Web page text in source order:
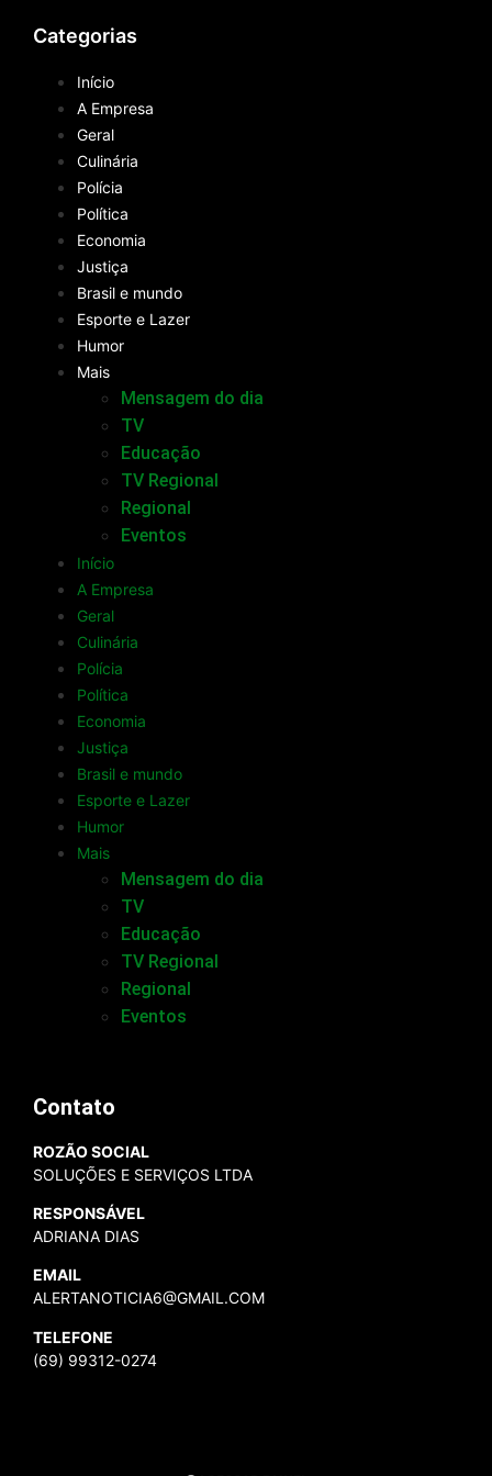
Categorias
Início
A Empresa
Geral
Culinária
Polícia
Política
Economia
Justiça
Brasil e mundo
Esporte e Lazer
Humor
Mais
Mensagem do dia
TV
Educação
TV Regional
Regional
Eventos
Início
A Empresa
Geral
Culinária
Polícia
Política
Economia
Justiça
Brasil e mundo
Esporte e Lazer
Humor
Mais
Mensagem do dia
TV
Educação
TV Regional
Regional
Eventos
Contato
ROZÃO SOCIAL
SOLUÇÕES E SERVIÇOS LTDA
RESPONSÁVEL
ADRIANA DIAS
EMAIL
ALERTANOTICIA6@GMAIL.COM
TELEFONE
(69) 99312-0274